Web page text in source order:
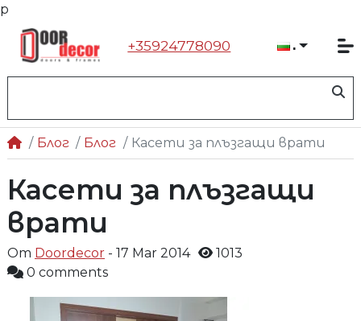
р
+35924778090
Блог Блог Касети за плъзгащи врати
Касети за плъзгащи
врати
От Doordecor - 17 Mar 2014
1013
0 comments